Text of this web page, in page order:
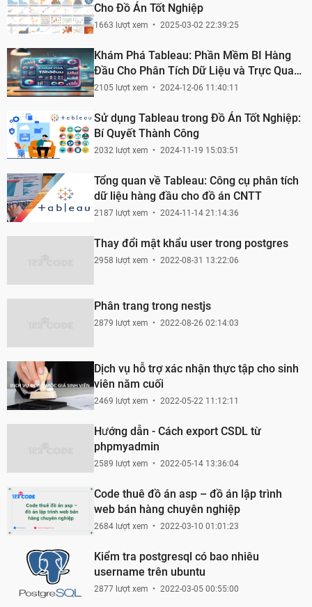
Cho Đồ Án Tốt Nghiệp
1663 lượt xem 2025-03-02 22:39:25
Khám Phá Tableau: Phần Mềm BI Hàng
Đầu Cho Phân Tích Dữ Liệu và Trực Quan
Hoá
2105 lượt xem 2024-12-06 11:40:11
Sử dụng Tableau trong Đồ Án Tốt Nghiệp:
Bí Quyết Thành Công
2032 lượt xem 2024-11-19 15:03:51
Tổng quan về Tableau: Công cụ phân tích
dữ liệu hàng đầu cho đồ án CNTT
2187 lượt xem 2024-11-14 21:14:36
Thay đổi mật khẩu user trong postgres
2958 lượt xem 2022-08-31 13:22:06
Phân trang trong nestjs
2879 lượt xem 2022-08-26 02:14:03
Dịch vụ hỗ trợ xác nhận thực tập cho sinh
viên năm cuối
2469 lượt xem 2022-05-22 11:12:11
Hướng dẫn - Cách export CSDL từ
phpmyadmin
2589 lượt xem 2022-05-14 13:36:04
Code thuê đồ án asp – đồ án lập trình
web bán hàng chuyên nghiệp
2684 lượt xem 2022-03-10 01:01:23
Kiểm tra postgresql có bao nhiêu
username trên ubuntu
2877 lượt xem 2022-03-05 00:55:00